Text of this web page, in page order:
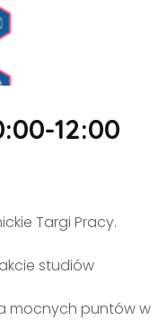
12:00
Targi Pracy.
studiów
mocnych puntów w